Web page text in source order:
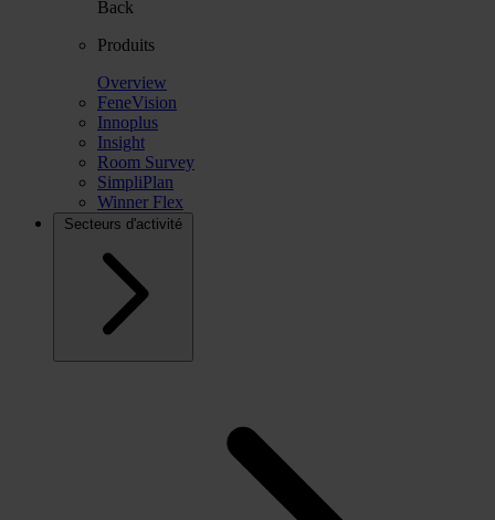
Back
Produits
Overview
FeneVision
Innoplus
Insight
Room Survey
SimpliPlan
Winner Flex
Secteurs d'activité